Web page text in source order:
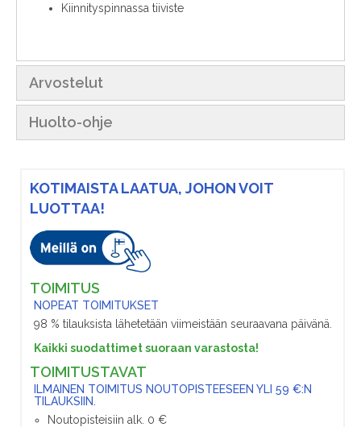
Kiinnityspinnassa tiiviste
Arvostelut
Huolto-ohje
KOTIMAISTA LAATUA, JOHON VOIT
LUOTTAA!
TOIMITUS
NOPEAT TOIMITUKSET
98 % tilauksista lähetetään viimeistään seuraavana päivänä.
Kaikki suodattimet suoraan varastosta!
TOIMITUSTAVAT
ILMAINEN TOIMITUS NOUTOPISTEESEEN YLI 59 €:N
TILAUKSIIN.
Noutopisteisiin alk. 0 €